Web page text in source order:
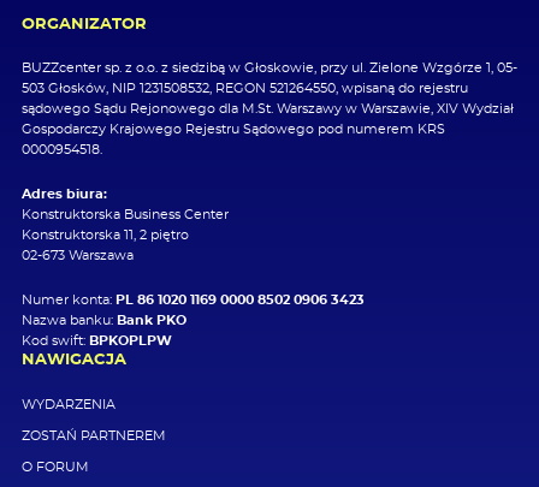
ORGANIZATOR
BUZZcenter sp. z o.o. z siedzibą w Głoskowie, przy ul. Zielone Wzgórze 1, 05-
503 Głosków, NIP 1231508532, REGON 521264550, wpisaną do rejestru
sądowego Sądu Rejonowego dla M.St. Warszawy w Warszawie, XIV Wydział
Gospodarczy Krajowego Rejestru Sądowego pod numerem KRS
0000954518.
Adres biura:
Konstruktorska Business Center
Konstruktorska 11, 2 piętro
02-673 Warszawa
Numer konta: PL 86 1020 1169 0000 8502 0906 3423
Nazwa banku: Bank PKO
Kod swift: BPKOPLPW
NAWIGACJA
WYDARZENIA
ZOSTAŃ PARTNEREM
O FORUM